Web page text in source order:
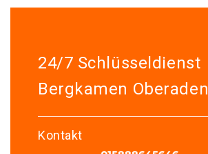
24/7 Schlüsseldienst
Bergkamen Oberaden
Kontakt